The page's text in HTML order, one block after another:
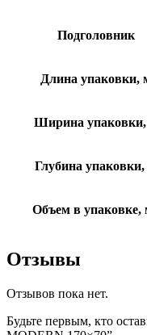
Подголовник
Длина упаковки,
Ширина
Глубина
Объем в упаковке,
Отзывы
Отзывов пока нет.
Будьте первым, кто